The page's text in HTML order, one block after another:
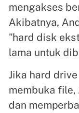
mengakses
Akibatnya,
"hard disk
lama untuk
Jika hard
membuka file,
dan